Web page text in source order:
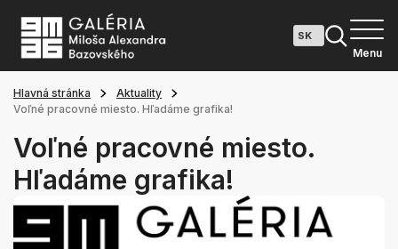
Menu
Hlavná stránka
Aktuality
Voľné pracovné miesto. Hľadáme grafika!
Voľné pracovné miesto.
Hľadáme grafika!